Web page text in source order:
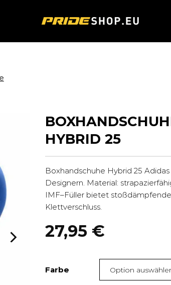
HYBRID 25
Boxhandschuhe Hybrid 25
Designern. Material:
IMF–Füller bietet
Klettverschluss.
27,95 €
Farbe